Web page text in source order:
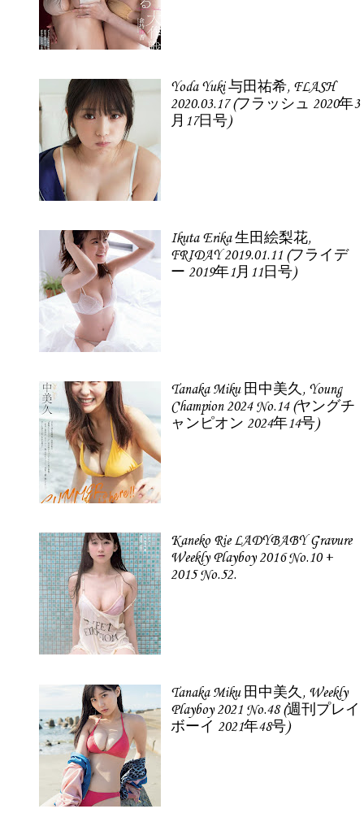
Yoda Yuki 与田祐希, FLASH
2020.03.17 (フラッシュ 2020年3
月17日号)
Ikuta Erika 生田絵梨花,
FRIDAY 2019.01.11 (フライデ
ー 2019年1月11日号)
Tanaka Miku 田中美久, Young
Champion 2024 No.14 (ヤングチ
ャンピオン 2024年14号)
Kaneko Rie LADYBABY Gravure
Weekly Playboy 2016 No.10 +
2015 No.52.
Tanaka Miku 田中美久, Weekly
Playboy 2021 No.48 (週刊プレイ
ボーイ 2021年48号)